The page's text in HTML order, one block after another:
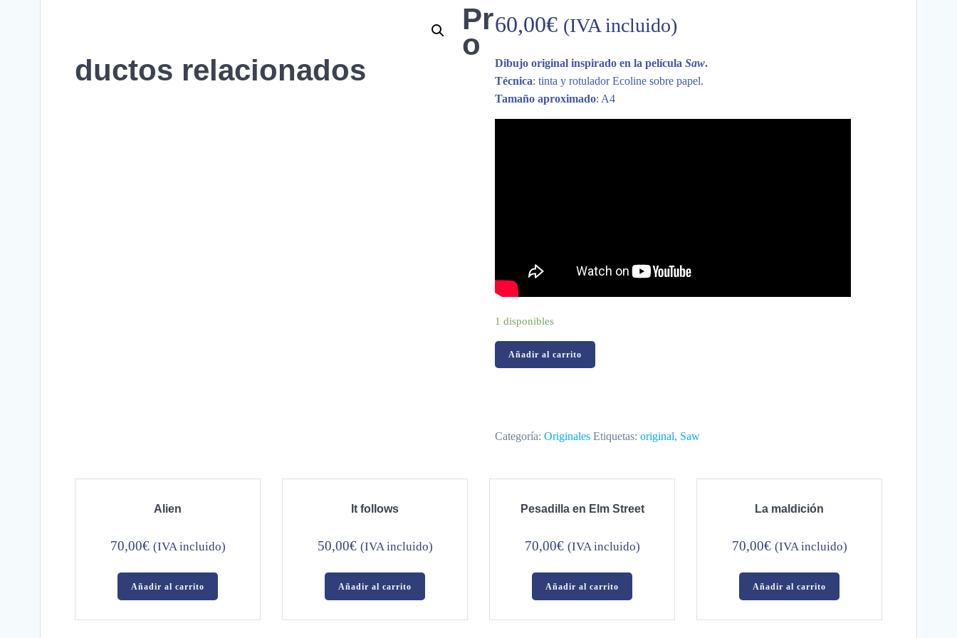
60,00€ (IVA incluido)
Dibujo original inspirado en la película Saw.
Técnica: tinta y rotulador Ecoline sobre papel.
Tamaño aproximado: A4
1 disponibles
Saw
cantidad
Añadir al carrito
Categoría: Originales Etiquetas: original, Saw
Pr
o
ductos relacionados
Alien
70,00€ (IVA incluido)
Añadir al carrito
It follows
50,00€ (IVA incluido)
Añadir al carrito
Pesadilla en Elm Street
70,00€ (IVA incluido)
Añadir al carrito
La maldición
70,00€ (IVA incluido)
Añadir al carrito